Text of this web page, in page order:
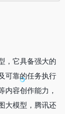
，它具备强大的
可靠的任务执行
内容创作能力，
大模型，腾讯还